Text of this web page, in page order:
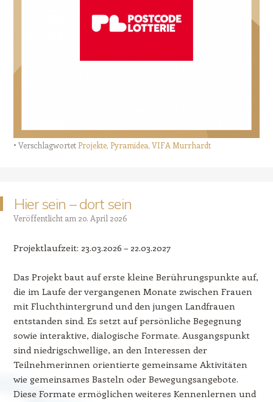
VerschlagwortetProjekte, Pyramidea, VIFA Murrhardt
Hier sein – dort sein
Veröffentlicht am 20. April 2026
Projektlaufzeit: 23.03.2026 – 22.03.2027
Das Projekt baut auf erste kleine Berührungspunkte auf,
die im Laufe der vergangenen Monate zwischen Frauen
mit Fluchthintergrund und den jungen Landfrauen
entstanden sind. Es setzt auf persönliche Begegnung
sowie interaktive, dialogische Formate. Ausgangspunkt
sind niedrigschwellige, an den Interessen der
Teilnehmerinnen orientierte gemeinsame Aktivitäten
wie gemeinsames Basteln oder Bewegungsangebote.
Diese Formate ermöglichen weiteres Kennenlernen und